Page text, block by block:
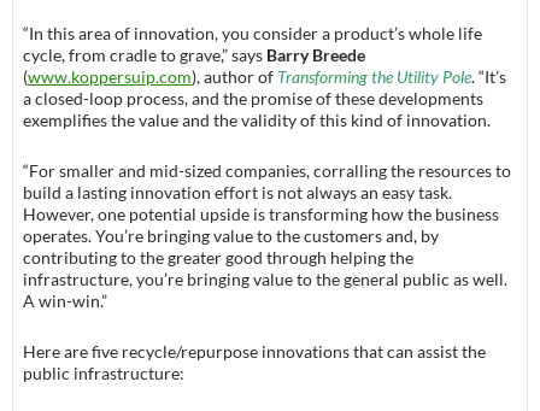
“In this area of innovation, you consider a product’s whole life
cycle, from cradle to grave,” says Barry Breede
(www.koppersuip.com), author of Transforming the Utility Pole. “It’s
a closed-loop process, and the promise of these developments
exemplifies the value and the validity of this kind of innovation.
“For smaller and mid-sized companies, corralling the resources to
build a lasting innovation effort is not always an easy task.
However, one potential upside is transforming how the business
operates. You’re bringing value to the customers and, by
contributing to the greater good through helping the
infrastructure, you’re bringing value to the general public as well.
A win-win.”
Here are five recycle/repurpose innovations that can assist the
public infrastructure: